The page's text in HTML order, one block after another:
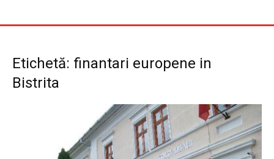
Etichetă: finantari europene in
Bistrita